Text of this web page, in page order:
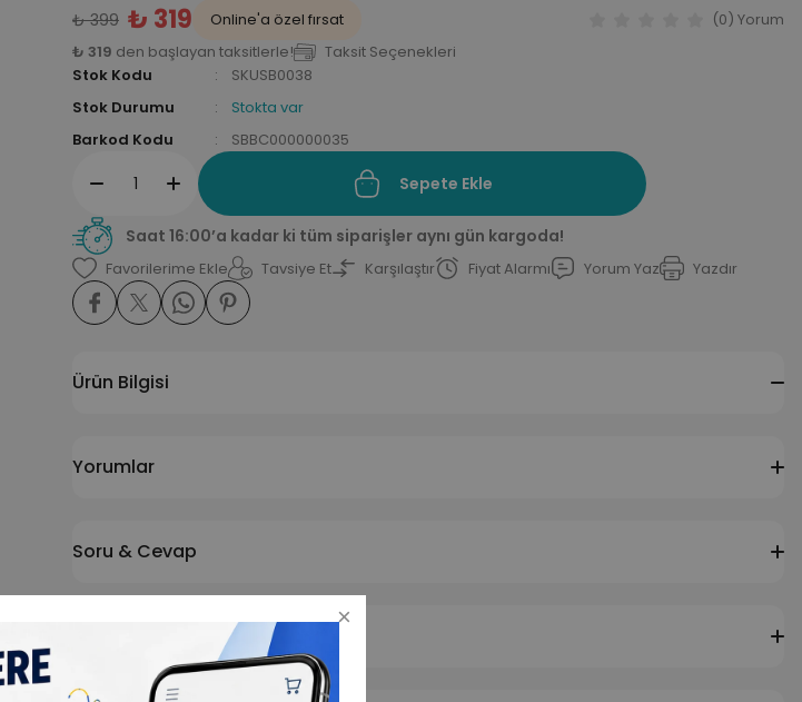
₺ 399 ₺ 319 Online'a özel fırsat
(0) Yorum
₺ 319 den başlayan taksitlerle!
Taksit Seçenekleri
Stok Kodu
SKUSB0038
Stok Durumu
Stokta var
Barkod Kodu
SBBC000000035
Sepete Ekle
Saat 16:00’a kadar ki tüm siparişler aynı gün kargoda!
Tavsiye Et Karşılaştır Fiyat Alarmı Yorum Yaz Yazdır
Ürün Bilgisi
Yorumlar
Soru & Cevap
Taksit Seçenekleri